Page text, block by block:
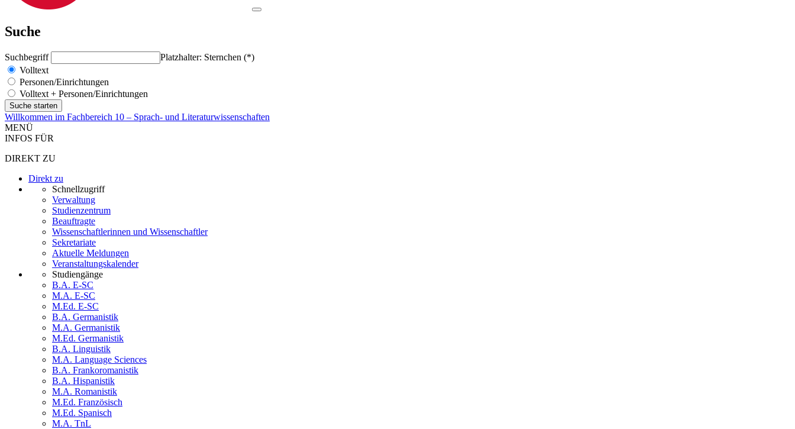
Suche
Suchbegriff
Platzhalter: Sternchen (*)
Volltext
Personen/Einrichtungen
Volltext + Personen/Einrichtungen
Willkommen im Fachbereich 10 – Sprach- und Literaturwissenschaften
MENÜ
INFOS FÜR
DIREKT ZU
Direkt zu
Schnellzugriff
Verwaltung
Studienzentrum
Beauftragte
Wissenschaftlerinnen und Wissenschaftler
Sekretariate
Aktuelle Meldungen
Veranstaltungskalender
Studiengänge
B.A. E-SC
M.A. E-SC
M.Ed. E-SC
B.A. Germanistik
M.A. Germanistik
M.Ed. Germanistik
B.A. Linguistik
M.A. Language Sciences
B.A. Frankoromanistik
B.A. Hispanistik
M.A. Romanistik
M.Ed. Französisch
M.Ed. Spanisch
M.A. TnL